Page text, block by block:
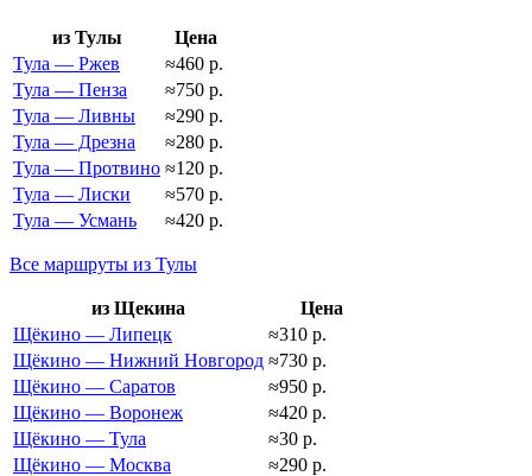
из Тулы
Цена
Тула — Ржев
≈460 р.
Тула — Пенза
≈750 р.
Тула — Ливны
≈290 р.
Тула — Дрезна
≈280 р.
Тула — Протвино ≈120 р.
Тула — Лиски
≈570 р.
Тула — Усмань
≈420 р.
Все маршруты из Тулы
из Щекина
Цена
Щёкино — Липецк
≈310 р.
Щёкино — Нижний Новгород ≈730 р.
Щёкино — Саратов
≈950 р.
Щёкино — Воронеж
≈420 р.
Щёкино — Тула
≈30 р.
Щёкино — Москва
≈290 р.